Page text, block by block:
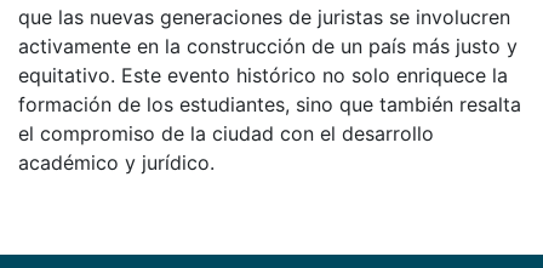
que las nuevas generaciones de juristas se involucren
activamente en la construcción de un país más justo y
equitativo. Este evento histórico no solo enriquece la
formación de los estudiantes, sino que también resalta
el compromiso de la ciudad con el desarrollo
académico y jurídico.